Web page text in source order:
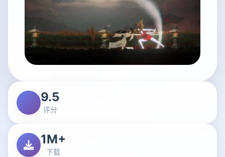
9.5
评分
1M+
下载